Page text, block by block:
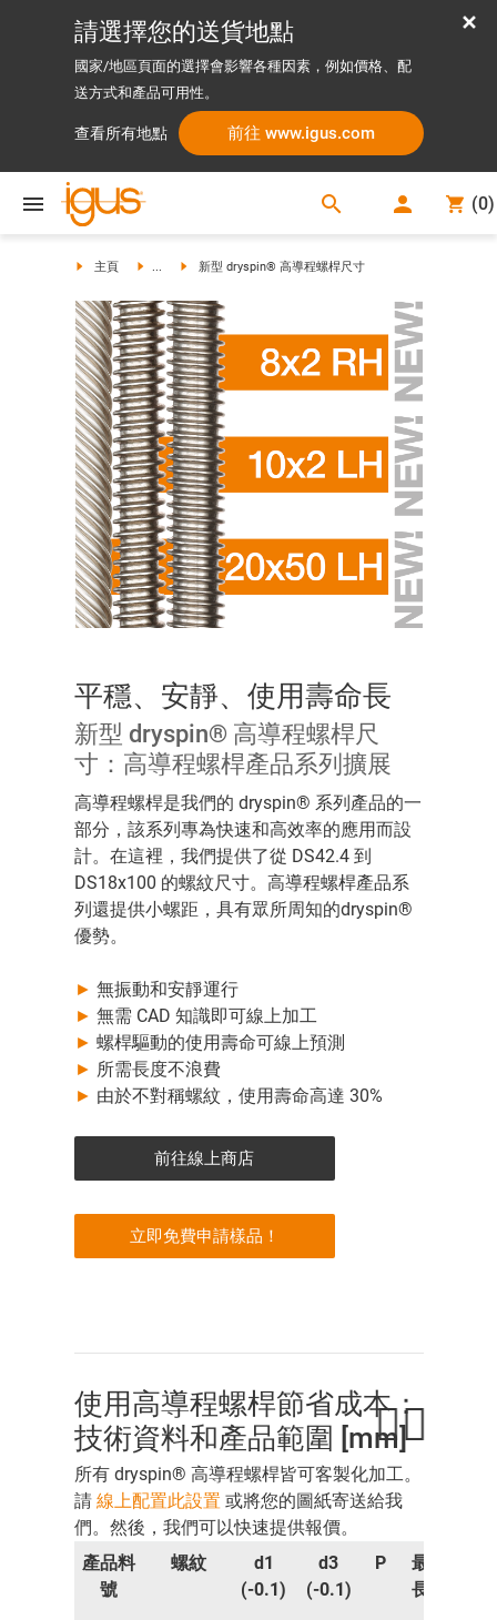
請選擇您的送貨地點
國家/地區頁面的選擇會影響各種因素，例如價格、配
送方式和產品可用性。
查看所有地點 前往 www.igus.com
search (0)
主頁 ... 新型 dryspin® 高導程螺桿尺寸
平穩、安靜、使用壽命長
新型 dryspin® 高導程螺桿尺
寸：高導程螺桿產品系列擴展
高導程螺桿是我們的 dryspin® 系列產品的一
部分，該系列專為快速和高效率的應用而設
計。在這裡，我們提供了從 DS42.4 到
DS18x100 的螺紋尺寸。高導程螺桿產品系
列還提供小螺距，具有眾所周知的dryspin®
優勢。
► 無振動和安靜運行
► 無需 CAD 知識即可線上加工
► 螺桿驅動的使用壽命可線上預測
► 所需長度不浪費
► 由於不對稱螺紋，使用壽命高達 30%
前往線上商店
立即免費申請樣品！
使用高導程螺桿節省成本：
技術資料和產品範圍 [mm]
所有 dryspin® 高導程螺桿皆可客製化加工。
請 線上配置此設置 或將您的圖紙寄送給我
們。然後，我們可以快速提供報價。
產品料
號
螺紋
d1
(-0.1)
d3
(-0.1)
P
最大
長度